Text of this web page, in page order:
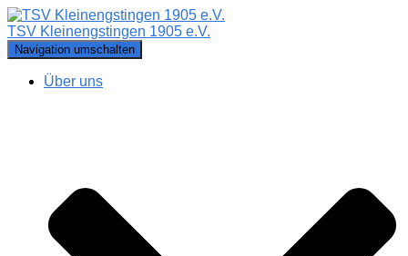
TSV Kleinengstingen 1905 e.V.
Navigation umschalten
Über uns